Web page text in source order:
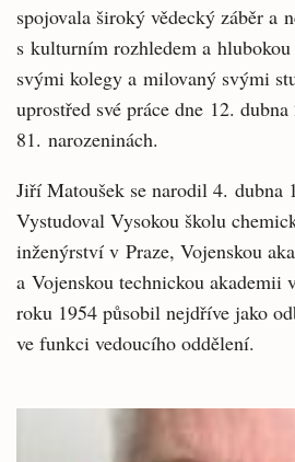
spojovala široký vědecký záběr a
s kulturním rozhledem a
svými kolegy a milovaný svými
uprostřed své práce dne 12.
81. narozeninách.
Jiří Matoušek se narodil 4. dubna
Vystudoval Vysokou školu
inženýrství v Praze, Vojenskou
a Vojenskou technickou akademii
roku 1954 působil nejdříve jako
ve funkci vedoucího oddělení.